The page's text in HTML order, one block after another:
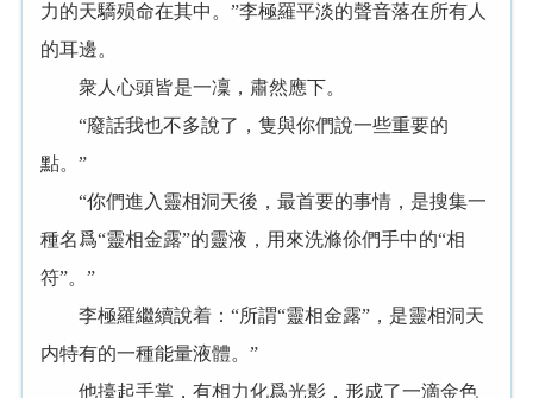
力的天驕殒命在其中。”李極羅平淡的聲音落在所有人
的耳邊。
衆人心頭皆是一凜，肅然應下。
“廢話我也不多說了，隻與你們說一些重要的
點。”
“你們進入靈相洞天後，最首要的事情，是搜集一
種名爲“靈相金露”的靈液，用來洗滌伱們手中的“相
符”。”
李極羅繼續說着：“所謂“靈相金露”，是靈相洞天
内特有的一種能量液體。”
他擡起手掌，有相力化爲光影，形成了一滴金色